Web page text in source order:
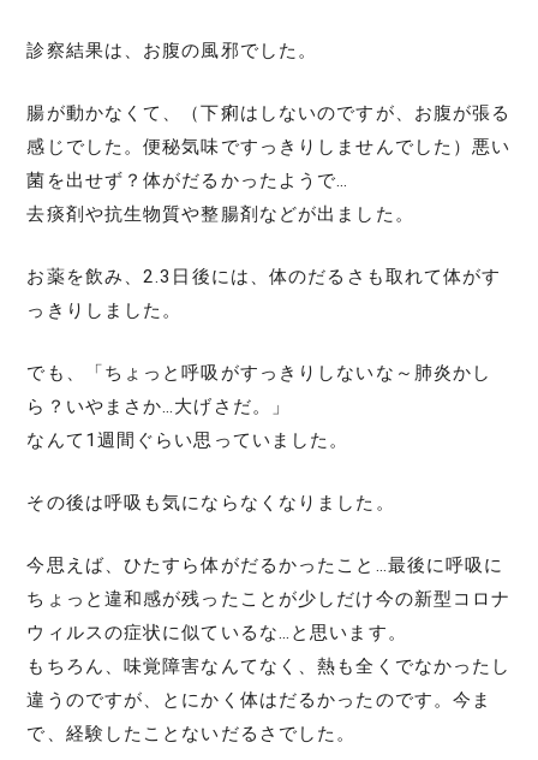
診察結果は、お腹の風邪でした。
腸が動かなくて、（下痢はしないのですが、お腹が張る
感じでした。便秘気味ですっきりしませんでした）悪い
菌を出せず？体がだるかったようで…
去痰剤や抗生物質や整腸剤などが出ました。
お薬を飲み、2.3日後には、体のだるさも取れて体がす
っきりしました。
でも、「ちょっと呼吸がすっきりしないな～肺炎かし
ら？いやまさか…大げさだ。」
なんて1週間ぐらい思っていました。
その後は呼吸も気にならなくなりました。
今思えば、ひたすら体がだるかったこと…最後に呼吸に
ちょっと違和感が残ったことが少しだけ今の新型コロナ
ウィルスの症状に似ているな…と思います。
もちろん、味覚障害なんてなく、熱も全くでなかったし
違うのですが、とにかく体はだるかったのです。今ま
で、経験したことないだるさでした。